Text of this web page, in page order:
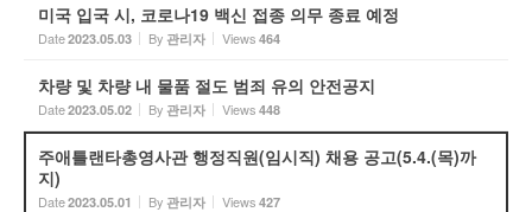
미국 입국 시, 코로나19 백신 접종 의무 종료 예정
Date2023.05.03 By 관리자 Views 464
차량 및 차량 내 물품 절도 범죄 유의 안전공지
Date2023.05.02 By 관리자 Views 448
주애틀랜타총영사관 행정직원(임시직) 채용 공고(5.4.(목)까
지)
Date2023.05.01 By 관리자 Views 427